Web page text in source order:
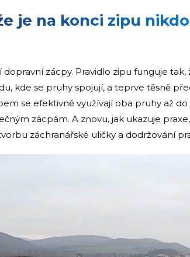
je na konci zipu
zácpy. Pravidlo zipu funguje
kde se pruhy spojují, a teprve těsně
se efektivně využívají oba pruhy až
zácpám. A znovu, jak ukazuje
záchranářské uličky a dodržování